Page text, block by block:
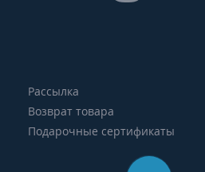
Рассылка
Возврат товара
Подарочные сертификаты